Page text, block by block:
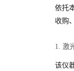
依托
收购
1. 激
该仪